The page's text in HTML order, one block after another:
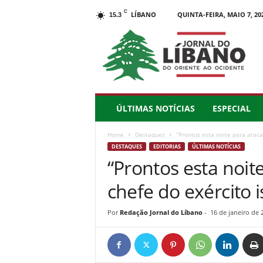
15.3 C LÍBANO QUINTA-FEIRA, MAIO 7,
o
ÚLTIMAS NOTÍCIAS ESPECIAL
Home Destaques “Prontos esta noite para
DESTAQUES EDITORIAS ÚLTIMAS NOTÍCIAS
“Prontos esta
chefe do exército
Por Redação Jornal do Líbano- 16 de janeiro de